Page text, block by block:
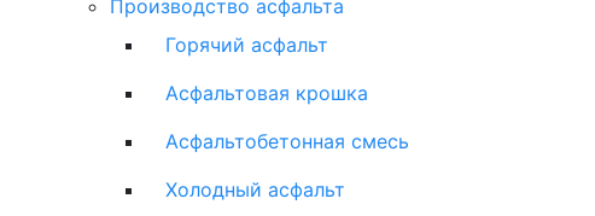
Производство асфальта
Горячий асфальт
Асфальтовая крошка
Асфальтобетонная смесь
Холодный асфальт